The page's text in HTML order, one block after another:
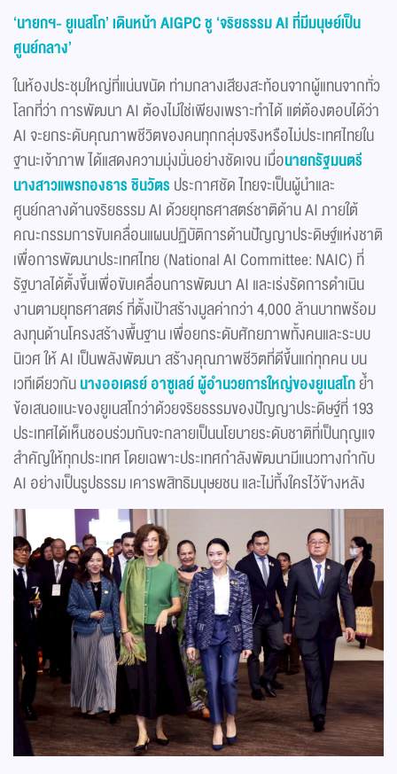
‘นายกฯ-ยูเนสโก’เดินหน้าAIGPCชู ‘จริยธรรมAIที่มีมนุษย์เป็น
ศูนย์กลาง’
ในห้องประชุมใหญ่ที่แน่นขนัด ท่ามกลางเสียงสะท้อนจากผู้แทนจากทั่ว
โลกที่ว่า การพัฒนา AI ต้องไม่ใช่เพียงเพราะทำได้ แต่ต้องตอบได้ว่า
AI จะยกระดับคุณภาพชีวิตของคนทุกกลุ่มจริงหรือไม่ประเทศไทยใน
ฐานะเจ้าภาพ ได้แสดงความมุ่งมั่นอย่างชัดเจน เมื่อนายกรัฐมนตรี
นางสาวแพรทองธาร ชินวัตรประกาศชัด ไทยจะเป็นผู้นำและ
ศูนย์กลางด้านจริยธรรม AI ด้วยยุทธศาสตร์ชาติด้าน AI ภายใต้
คณะกรรมการขับเคลื่อนแผนปฏิบัติการด้านปัญญาประดิษฐ์แห่งชาติ
เพื่อการพัฒนาประเทศไทย (National AI Committee: NAIC) ที่
รัฐบาลได้ตั้งขึ้นเพื่อขับเคลื่อนการพัฒนา AI และเร่งรัดการดำเนิน
งานตามยุทธศาสตร์ ที่ตั้งเป้าสร้างมูลค่ากว่า 4,000 ล้านบาทพร้อม
ลงทุนด้านโครงสร้างพื้นฐาน เพื่อยกระดับศักยภาพทั้งคนและระบบ
นิเวศ ให้ AI เป็นพลังพัฒนา สร้างคุณภาพชีวิตที่ดีขึ้นแก่ทุกคน บน
เวทีเดียวกันนางออเดรย์ อาซูเลย์ ผู้อำนวยการใหญ่ของยูเนสโกย้ำ
ข้อเสนอแนะของยูเนสโกว่าด้วยจริยธรรมของปัญญาประดิษฐ์ที่ 193
ประเทศได้เห็นชอบร่วมกันจะกลายเป็นนโยบายระดับชาติที่เป็นกุญแจ
สำคัญให้ทุกประเทศ โดยเฉพาะประเทศกำลังพัฒนามีแนวทางกำกับ
AI อย่างเป็นรูปธรรม เคารพสิทธิมนุษยชน และไม่ทิ้งใครไว้ข้างหลัง